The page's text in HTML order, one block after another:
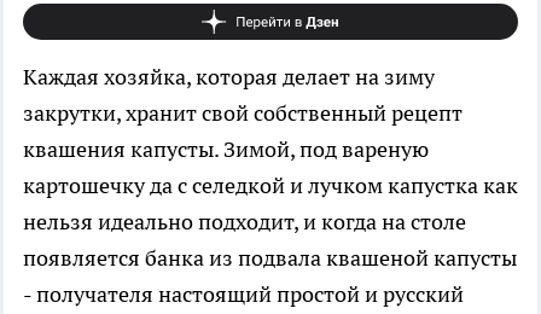
Каждая хозяйка, которая делает на зиму
закрутки, хранит свой собственный рецепт
квашения капусты. Зимой, под вареную
картошечку да с селедкой и лучком капустка как
нельзя идеально подходит, и когда на столе
появляется банка из подвала квашеной капусты
- получателя настоящий простой и русский